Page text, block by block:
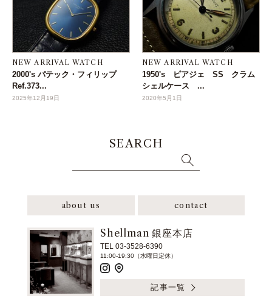
NEW ARRIVAL WATCH
2000's パテック・フィリップ
Ref.373...
2025年12月19日
NEW ARRIVAL WATCH
1950's ピアジェ SS クラム
シェルケース ...
2020年5月1日
SEARCH
about us contact
Shellman 銀座本店
TEL 03-3528-6390
11:00-19:30（水曜日定休）
記事一覧